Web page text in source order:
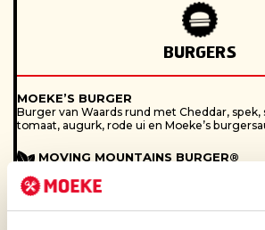
Gluten
Sporen van Gluten
Melk
Sporen van Melk
BURGERS
MOEKE’S BURGER
Burger van Waards rund met Cheddar, spek,
tomaat, augurk, rode ui en Moeke’s
MOVING MOUNTAINS BURGER®
Plantaardige burger met uienringen, sla,
rode ui en truffelmayonaise